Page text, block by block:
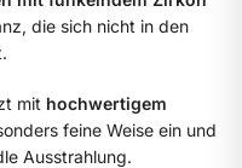
die sich nicht in den
mit hochwertigem
feine Weise ein und
Ausstrahlung.